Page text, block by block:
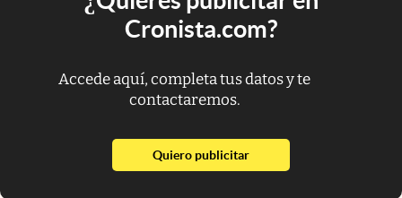
Cronista.com?
Accede aquí, completa tus datos y te
contactaremos.
Quiero publicitarabre en nueva pestaña